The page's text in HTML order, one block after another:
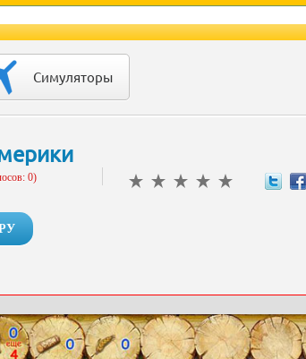
Симуляторы
0)